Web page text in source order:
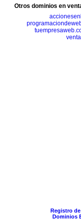
Otros dominios en
Registro
Dominios